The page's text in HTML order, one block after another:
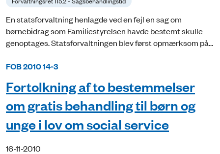
En statsforvaltning henlagde ved en fejl en sag om
børnebidrag som Familiestyrelsen havde bestemt skulle
genoptages. Statsforvaltningen blev først opmærksom på...
FOB 2010 14-3
Fortolkning af to bestemmelser
om gratis behandling til børn og
unge i lov om social service
16-11-2010